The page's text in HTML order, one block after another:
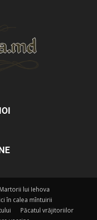
lui Iehova
în calea mîntuirii
Păcatul vrăjitoriilor